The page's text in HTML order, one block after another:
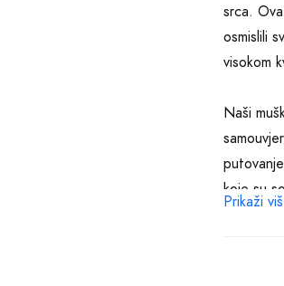
srca.
osmislili
visokom
Naši
koje su
Prikaži